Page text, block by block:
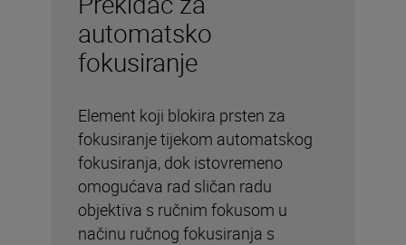
automatsko
fokusiranje
Element koji blokira prsten za
fokusiranje tijekom automatskog
fokusiranja, dok istovremeno
omogućava rad sličan radu
objektiva s ručnim fokusom u
načinu ručnog fokusiranja s